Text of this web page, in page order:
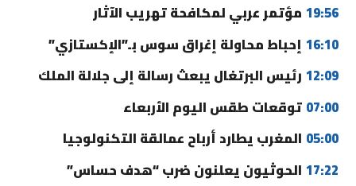
19:56 مؤتمر عربي لمكافحة تهريب الآثار
16:10 إحباط محاولة إغراق سوس بـ”الإكستازي”
12:09 رئيس البرتغال يبعث رسالة إلى جلالة الملك
07:00 توقعات طقس اليوم الأربعاء
05:00 المغرب يطارد أرباح عمالقة التكنولوجيا
17:22 الحوثيون يعلنون ضرب “هدف حساس”